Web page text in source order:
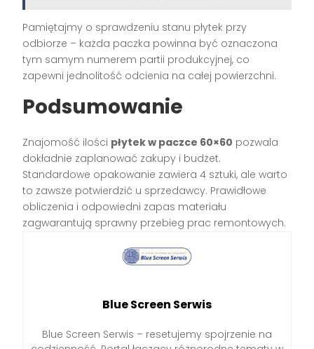
Pamiętajmy o sprawdzeniu stanu płytek przy
odbiorze – każda paczka powinna być oznaczona
tym samym numerem partii produkcyjnej, co
zapewni jednolitość odcienia na całej powierzchni.
Podsumowanie
Znajomość ilości płytek w paczce 60×60 pozwala
dokładnie zaplanować zakupy i budżet.
Standardowe opakowanie zawiera 4 sztuki, ale warto
to zawsze potwierdzić u sprzedawcy. Prawidłowe
obliczenia i odpowiedni zapas materiału
zagwarantują sprawny przebieg prac remontowych.
Blue Screen Serwis
Blue Screen Serwis – resetujemy spojrzenie na